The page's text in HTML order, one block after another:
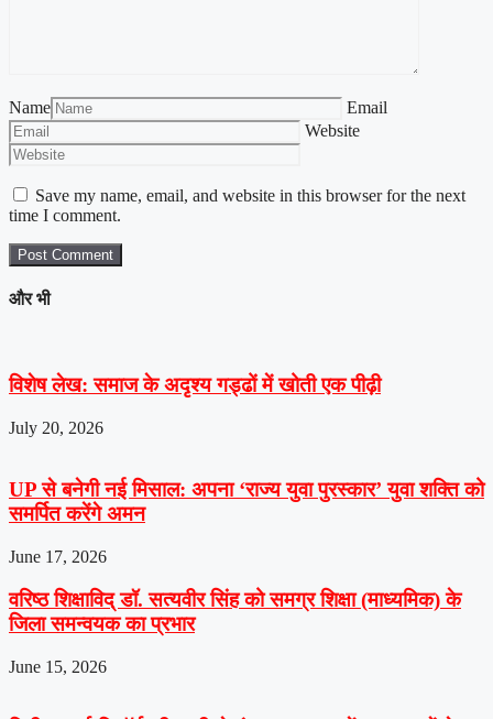
Name
Email
Website
Save my name, email, and website in this browser for the next
time I comment.
और भी
विशेष लेख: समाज के अदृश्य गड्ढों में खोती एक पीढ़ी
July 20, 2026
UP से बनेगी नई मिसाल: अपना ‘राज्य युवा पुरस्कार’ युवा शक्ति को
समर्पित करेंगे अमन
June 17, 2026
वरिष्ठ शिक्षाविद् डॉ. सत्यवीर सिंह को समग्र शिक्षा (माध्यमिक) के
जिला समन्वयक का प्रभार
June 15, 2026